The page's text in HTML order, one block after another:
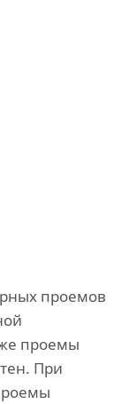
проемов
проемы
При